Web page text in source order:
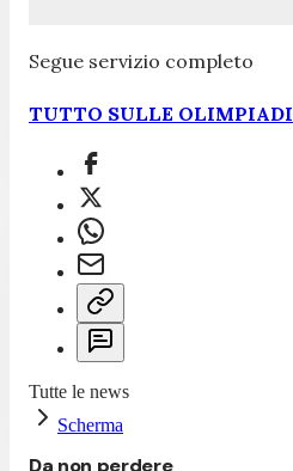
Segue servizio completo
TUTTO SULLE OLIMPIADI
Tutte le news
Scherma
Da non perdere